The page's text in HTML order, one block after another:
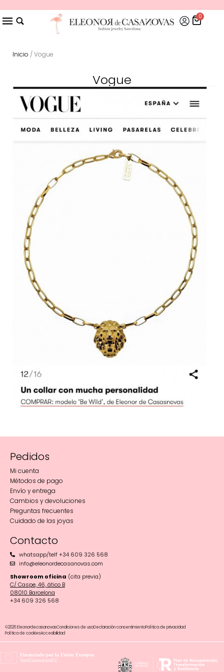
0
Inicio / Vogue
Vogue
Pedidos
Mi cuenta
Métodos de pago
Envío y entrega
Cambios y devoluciones
Preguntas frecuentes
Cuidado de las joyas
Contacto
whatsapp/telf +34 609 326 568
info@eleonordecasanovas.com
Showroom oficina (cita previa)
C/ Caspe, 46, ático B
08010 Barcelona‬
+34 609 326 568
©2026 EleonordecasanovasCondiciones de usoDeclaración consentimientoPolítica de privacidad
Política de cookiesAccesibilidad